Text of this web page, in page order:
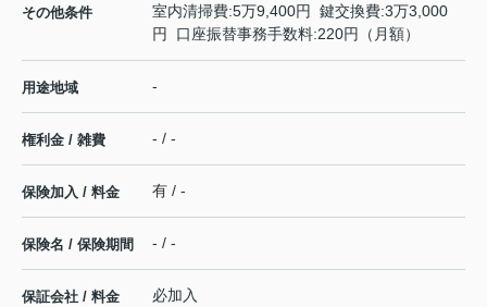
その他条件
室内清掃費:5万9,400円 鍵交換費:3万3,000
円 口座振替事務手数料:220円（月額）
用途地域 -
権利金 / 雑費 - / -
保険加入 / 料金 有 / -
保険名 / 保険期間 - / -
保証会社 / 料金
必加入